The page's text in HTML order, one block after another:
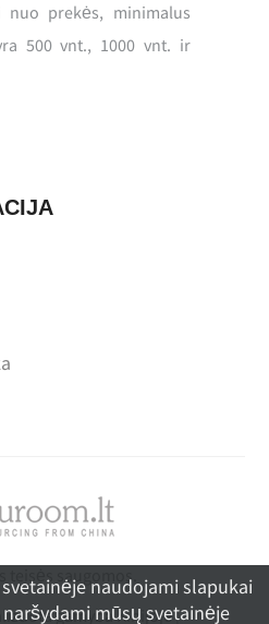
naudojami slapukai
mūsų svetainėje
nuo prekės, minimalus
500 vnt., 1000 vnt. ir
teisės saugomos.
gamyba Kinijoje |